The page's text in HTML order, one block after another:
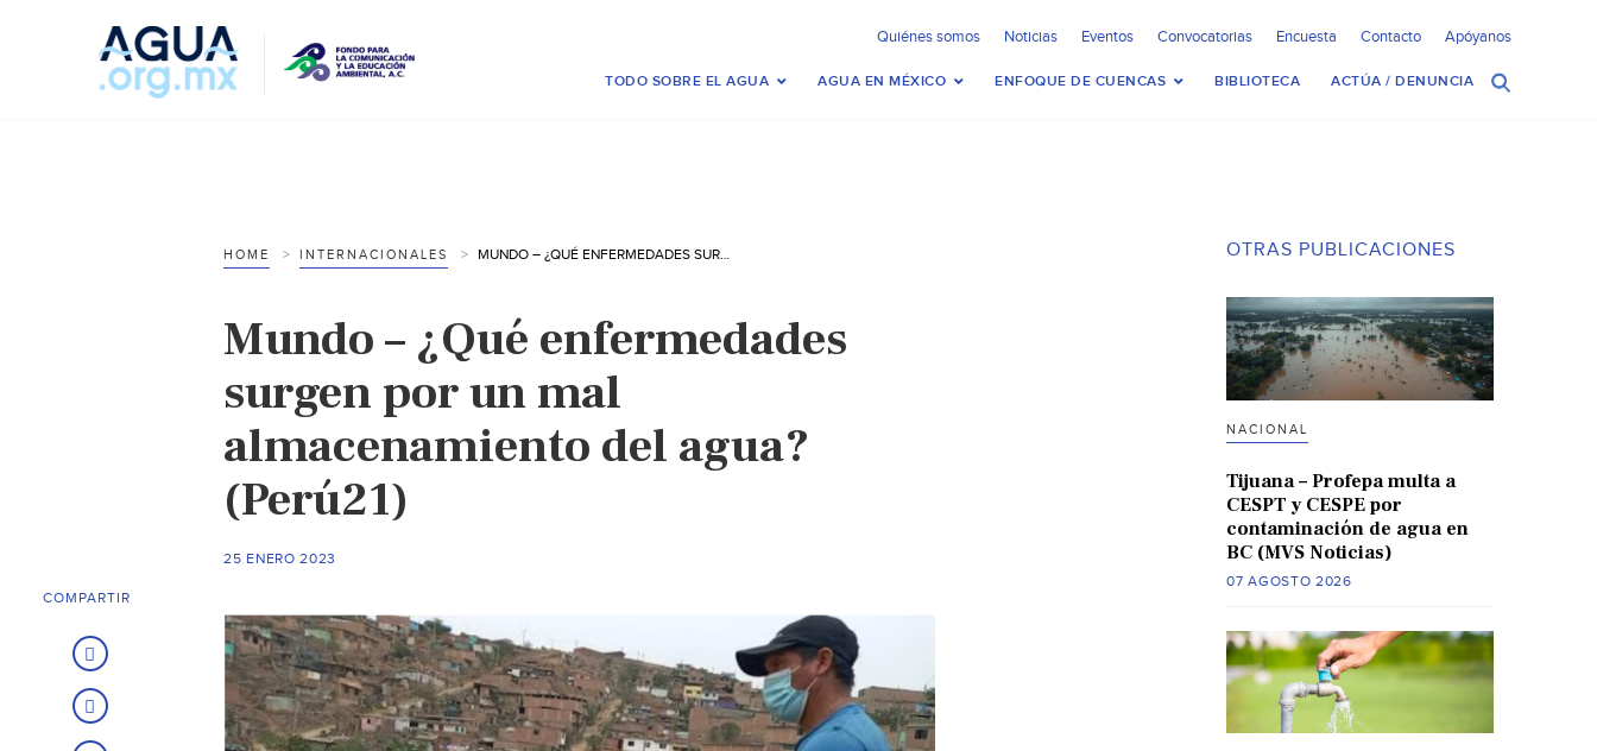
Quiénes somos Noticias Eventos Convocatorias Encuesta Contacto Apóyanos
TODO SOBRE EL AGUA AGUA EN MÉXICO ENFOQUE DE CUENCAS BIBLIOTECA ACTÚA / DENUNCIA
HOME INTERNACIONALES MUNDO – ¿QUÉ ENFERMEDADES SURGEN POR UN MAL ALMACENAMIENTO DEL AGUA? (PERÚ21)
Mundo – ¿Qué enfermedades
surgen por un mal
almacenamiento del agua?
(Perú21)
25 ENERO 2023
COMPARTIR
OTRAS PUBLICACIONES
NACIONAL
Tijuana – Profepa multa a
CESPT y CESPE por
contaminación de agua en
BC (MVS Noticias)
07 AGOSTO 2026